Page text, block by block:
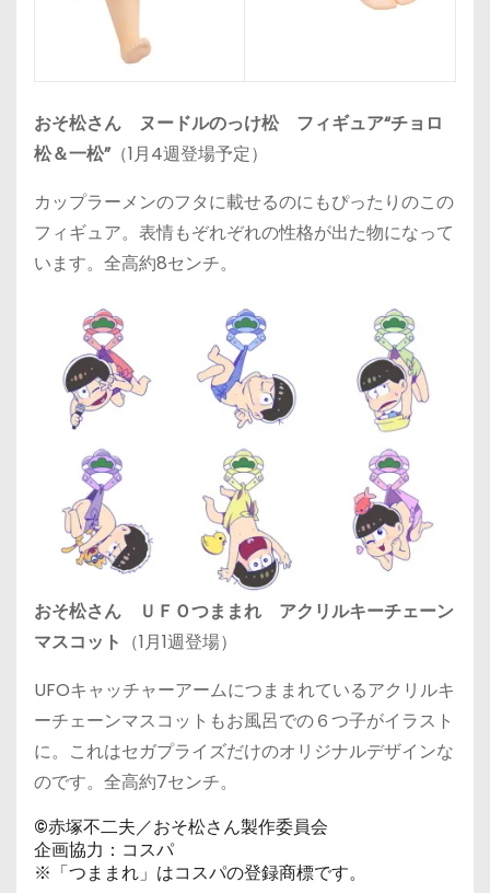
おそ松さん ヌードルのっけ松 フィギュア“チョロ
松＆一松”（1月4週登場予定）
カップラーメンのフタに載せるのにもぴったりのこの
フィギュア。表情もぞれぞれの性格が出た物になって
います。全高約8センチ。
おそ松さん ＵＦＯつままれ アクリルキーチェーン
マスコット （1月1週登場）
UFOキャッチャーアームにつままれているアクリルキ
ーチェーンマスコットもお風呂での６つ子がイラスト
に。これはセガプライズだけのオリジナルデザインな
のです。全高約7センチ。
©赤塚不二夫／おそ松さん製作委員会
企画協力：コスパ
※「つままれ」はコスパの登録商標です。